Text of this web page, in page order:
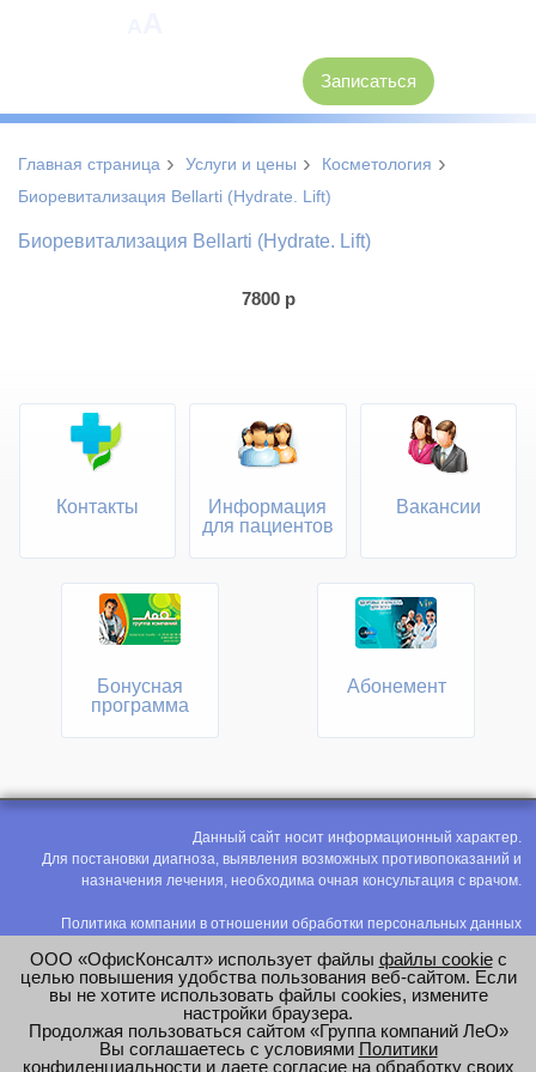
Записаться
Главная страница › Услуги и цены › Косметология ›
Биоревитализация Bellarti (Hydrate. Lift)
Биоревитализация Bellarti (Hydrate. Lift)
7800 р
Контакты
Информация
для пациентов
Вакансии
Бонусная
программа
Абонемент
Данный сайт носит информационный характер.
Для постановки диагноза, выявления возможных противопоказаний и
назначения лечения, необходима очная консультация с врачом.
Политика компании в отношении обработки персональных данных
Соглашение на обработку персональных данных
Оценка труда
e-mail:office@modus-leo.ru
ООО «ОфисКонсалт» использует файлы файлы cookieс
целью повышения удобства пользования веб-сайтом. Если
вы не хотите использовать файлы cookies, измените
настройки браузера.
Продолжая пользоваться сайтом «Группа компаний ЛеО»
Вы соглашаетесь с условиями Политики
конфиденциальностии даете согласие на обработку своих